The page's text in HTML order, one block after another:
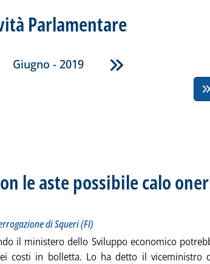
Parlamentare
Giugno - 2019
le aste possibile calo
del vice ministro all'interrogazione di Squeri (FI)
28 giugno 2019 alle 12.6.
di Squeri (FI)
il ministero dello Sviluppo economico
costi in bolletta. Lo ha detto il viceministro